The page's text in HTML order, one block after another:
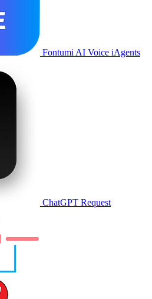
Fontumi AI Voice iAgents
ChatGPT Request